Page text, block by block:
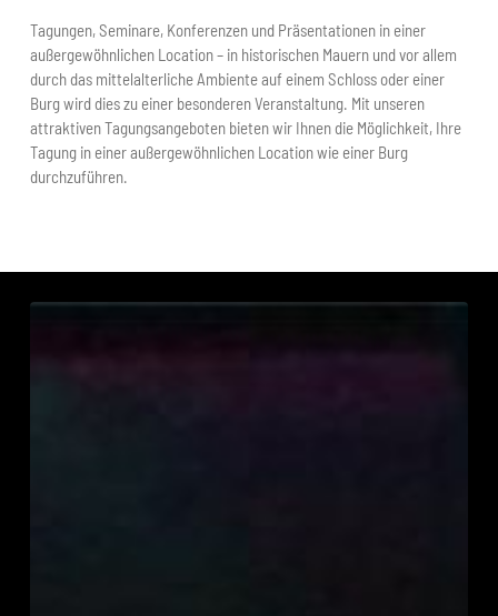
Tagungen, Seminare, Konferenzen und Präsentationen in einer
außergewöhnlichen Location – in historischen Mauern und vor allem
durch das mittelalterliche Ambiente auf einem Schloss oder einer
Burg wird dies zu einer besonderen Veranstaltung. Mit unseren
attraktiven Tagungsangeboten bieten wir Ihnen die Möglichkeit, Ihre
Tagung in einer außergewöhnlichen Location wie einer Burg
durchzuführen.